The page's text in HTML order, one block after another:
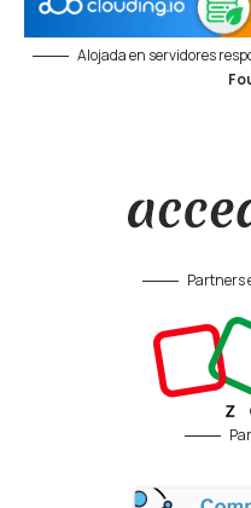
Alojada en servidores
Partners